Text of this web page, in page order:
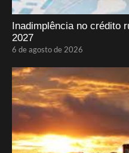
Inadimplência no crédito
2027
6 de agosto de 2026